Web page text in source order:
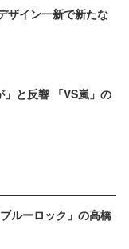
ザイン一新で新たな
と反響 「VS嵐」の
ルーロック」の高橋